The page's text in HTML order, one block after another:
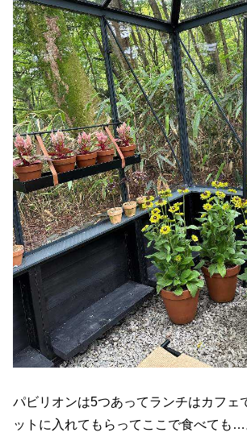
パビリオンは5つあってランチはカフェ
ットに入れてもらってここで食べても…